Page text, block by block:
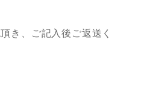
き、ご記入後ご返送く